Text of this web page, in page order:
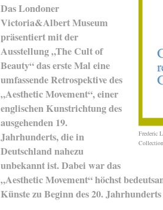
Frederic
Das Londoner
Victoria&Albert Museum
präsentiert mit der
Ausstellung „The Cult of
Beauty“ das erste Mal eine
umfassende Retrospektive des
„Aesthetic Movement“, einer
englischen Kunstrichtung des
ausgehenden 19.
Jahrhunderts, die in
Deutschland nahezu
unbekannt ist. Dabei war das
„Aesthetic Movement“ höchst
Künste zu Beginn des 20.